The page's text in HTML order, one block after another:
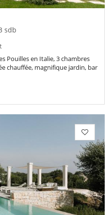
sdb
Pouilles en Italie, 3 chambres
chauffée, magnifique jardin, bar